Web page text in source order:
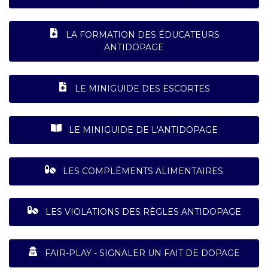
LA FORMATION DES ÉDUCATEURS
ANTIDOPAGE
LE MINIGUIDE DES ESCORTES
LE MINIGUIDE DE L'ANTIDOPAGE
LES COMPLÉMENTS ALIMENTAIRES
LES VIOLATIONS DES RÈGLES ANTIDOPAGE
FAIR-PLAY - SIGNALER UN FAIT DE DOPAGE